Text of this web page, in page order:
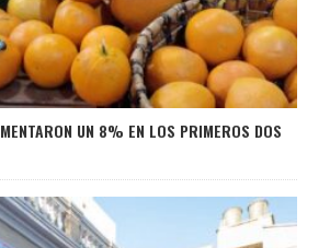
UN 8% EN LOS PRIMEROS DOS